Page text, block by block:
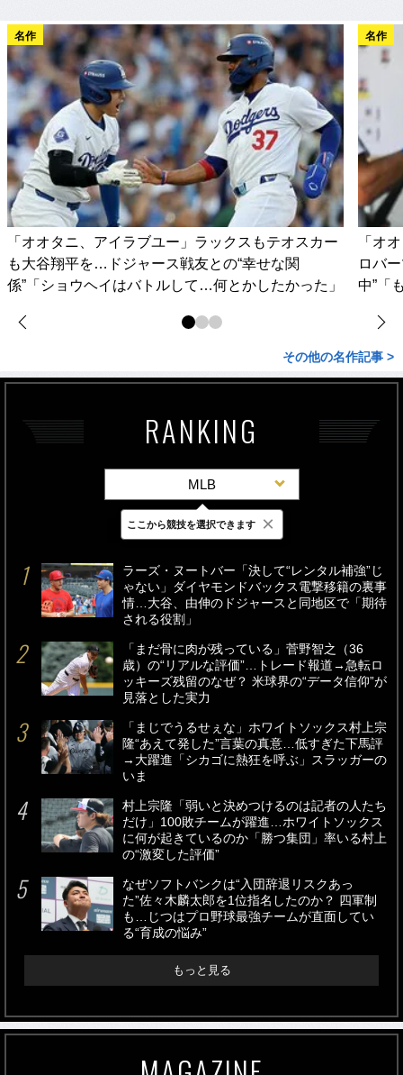
名作
「オオタニ、アイラブユー」ラックスもテオスカー
も大谷翔平を…ドジャース戦友との“幸せな関
係”「ショウヘイはバトルして…何とかしたかった」
名作
「オ
ロバ
中”「
その他の名作記事 >
RANKING
MLB
最新 24時間 週間
ラーズ・ヌートバー「決して“レンタル補強”じ
ゃない」ダイヤモンドバックス電撃移籍の裏事
情…大谷、由伸のドジャースと同地区で「期待
される役割」
「まだ骨に肉が残っている」菅野智之（36
歳）の“リアルな評価”…トレード報道→急転ロ
ッキーズ残留のなぜ？ 米球界の“データ信仰”が
見落とした実力
「まじでうるせぇな」ホワイトソックス村上宗
隆“あえて発した”言葉の真意…低すぎた下馬評
→大躍進「シカゴに熱狂を呼ぶ」スラッガーの
いま
村上宗隆「弱いと決めつけるのは記者の人たち
だけ」100敗チームが躍進…ホワイトソックス
に何が起きているのか「勝つ集団」率いる村上
の“激変した評価”
なぜソフトバンクは“入団辞退リスクあっ
た”佐々木麟太郎を1位指名したのか？ 四軍制
も…じつはプロ野球最強チームが直面してい
る“育成の悩み”
もっと見る
ここから競技を選択できます ×